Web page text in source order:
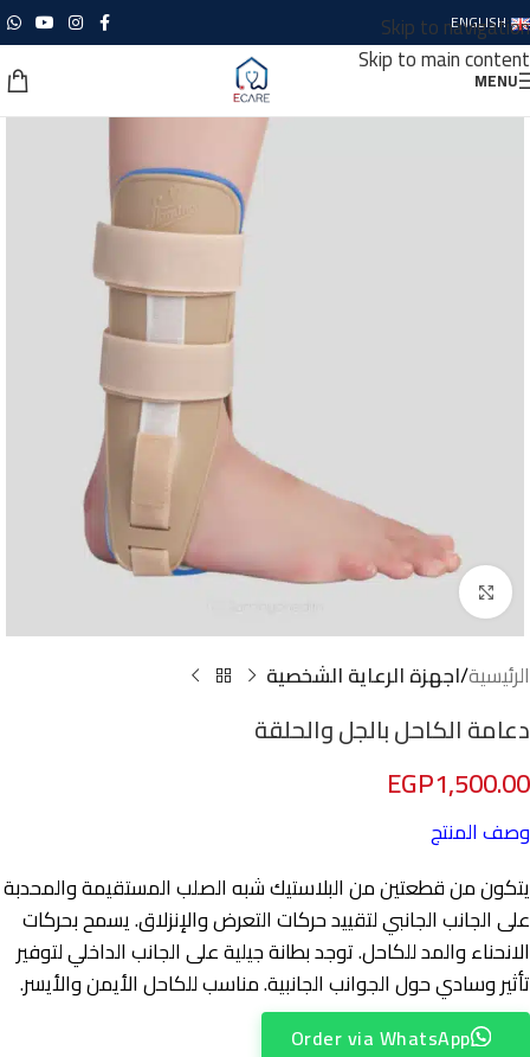
Skip to navigation
Skip to main content
ENGLISH
MENU
Click to enlarge
الرئيسية اجهزة الرعاية الشخصية
دعامة الكاحل بالجل والحلقة
EGP1,500.00
وصف المنتج
يتكون من قطعتين من البلاستيك شبه الصلب المستقيمة والمحدبة
على الجانب الجانبي لتقييد حركات التعرض والإنزلاق. يسمح بحركات
الانحناء والمد للكاحل. توجد بطانة جيلية على الجانب الداخلي لتوفير
تأثير وسادي حول الجوانب الجانبية. مناسب للكاحل الأيمن والأيسر.
Order via WhatsApp